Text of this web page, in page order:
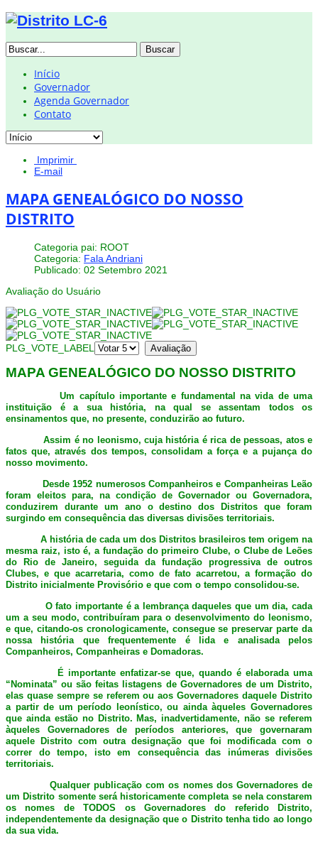
Buscar
Início
Governador
Agenda Governador
Contato
Imprimir
E-mail
MAPA GENEALÓGICO DO NOSSO
DISTRITO
Categoria pai: ROOT
Categoria: Fala Andriani
Publicado: 02 Setembro 2021
Avaliação do Usuário
PLG_VOTE_LABEL
MAPA GENEALÓGICO DO NOSSO DISTRITO
Um capítulo importante e fundamental na vida de uma
instituição é a sua história, na qual se assentam todos os
ensinamentos que, no presente, conduzirão ao futuro.
Assim é no leonismo, cuja história é rica de pessoas, atos e
fatos que, através dos tempos, consolidam a força e a pujança do
nosso movimento.
Desde 1952 numerosos Companheiros e Companheiras Leão
foram eleitos para, na condição de Governador ou Governadora,
conduzirem durante um ano o destino dos Distritos que foram
surgindo em consequência das diversas divisões territoriais.
A história de cada um dos Distritos brasileiros tem origem na
mesma raiz, isto é, a fundação do primeiro Clube, o Clube de Leões
do Rio de Janeiro, seguida da fundação progressiva de outros
Clubes, e que acarretaria, como de fato acarretou, a formação do
Distrito inicialmente Provisório e que com o tempo consolidou-se.
O fato importante é a lembrança daqueles que um dia, cada
um a seu modo, contribuíram para o desenvolvimento do leonismo,
e que, citando-os cronologicamente, consegue se preservar parte da
nossa história que frequentemente é lida e analisada pelos
Companheiros, Companheiras e Domadoras.
É importante enfatizar-se que, quando é elaborada uma
“Nominata” ou são feitas listagens de Governadores de um Distrito,
elas quase sempre se referem ou aos Governadores daquele Distrito
a partir de um período leonístico, ou ainda àqueles Governadores
que ainda estão no Distrito. Mas, inadvertidamente, não se referem
àqueles Governadores de períodos anteriores, que governaram
aquele Distrito com outra designação que foi modificada com o
correr do tempo, isto em consequência das inúmeras divisões
territoriais.
Qualquer publicação com os nomes dos Governadores de
um Distrito somente será historicamente completa se nela constarem
os nomes de TODOS os Governadores do referido Distrito,
independentemente da designação que o Distrito tenha tido ao longo
da sua vida.